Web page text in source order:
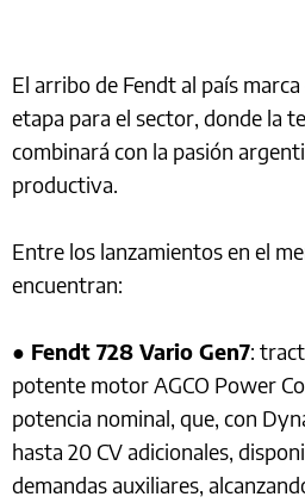
El arribo de Fendt al país
etapa para el sector, donde la
combinará con la pasión
productiva.
Entre los lanzamientos en el
encuentran:
● Fendt 728 Vario Gen7:
potente motor AGCO Power
potencia nominal, que, con
hasta 20 CV adicionales,
demandas auxiliares,